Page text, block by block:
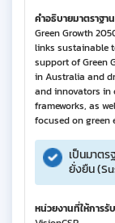
คำอธิบายมาตราฐา
Green Growth
links sustainable
support of Green
in Australia and
and innovators in
frameworks, as
focused on green
เป็นมาต
ยั่งยืน
หน่วยงานที่ให้การรั